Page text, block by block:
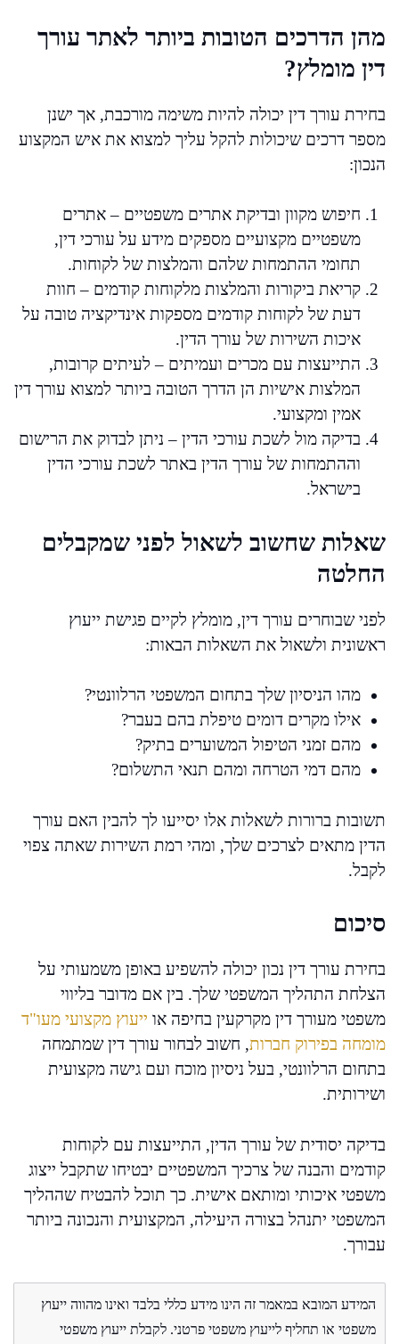
מהן הדרכים הטובות ביותר לאתר עורך
דין מומלץ?
בחירת עורך דין יכולה להיות משימה מורכבת, אך ישנן
מספר דרכים שיכולות להקל עליך למצוא את איש המקצוע
הנכון:
חיפוש מקוון ובדיקת אתרים משפטיים – אתרים
משפטיים מקצועיים מספקים מידע על עורכי דין,
תחומי ההתמחות שלהם והמלצות של לקוחות.
קריאת ביקורות והמלצות מלקוחות קודמים – חוות
דעת של לקוחות קודמים מספקות אינדיקציה טובה על
איכות השירות של עורך הדין.
התייעצות עם מכרים ועמיתים – לעיתים קרובות,
המלצות אישיות הן הדרך הטובה ביותר למצוא עורך דין
אמין ומקצועי.
בדיקה מול לשכת עורכי הדין – ניתן לבדוק את הרישום
וההתמחות של עורך הדין באתר לשכת עורכי הדין
בישראל.
שאלות שחשוב לשאול לפני שמקבלים
החלטה
לפני שבוחרים עורך דין, מומלץ לקיים פגישת ייעוץ
ראשונית ולשאול את השאלות הבאות:
מהו הניסיון שלך בתחום המשפטי הרלוונטי?
אילו מקרים דומים טיפלת בהם בעבר?
מהם זמני הטיפול המשוערים בתיק?
מהם דמי הטרחה ומהם תנאי התשלום?
תשובות ברורות לשאלות אלו יסייעו לך להבין האם עורך
הדין מתאים לצרכים שלך, ומהי רמת השירות שאתה צפוי
לקבל.
סיכום
בחירת עורך דין נכון יכולה להשפיע באופן משמעותי על
הצלחת התהליך המשפטי שלך. בין אם מדובר בליווי
משפטי מעורך דין מקרקעין בחיפה או ייעוץ מקצועי מעו"ד
מומחה בפירוק חברות, חשוב לבחור עורך דין שמתמחה
בתחום הרלוונטי, בעל ניסיון מוכח ועם גישה מקצועית
ושירותית.
בדיקה יסודית של עורך הדין, התייעצות עם לקוחות
קודמים והבנה של צרכיך המשפטיים יבטיחו שתקבל ייצוג
משפטי איכותי ומותאם אישית. כך תוכל להבטיח שההליך
המשפטי יתנהל בצורה היעילה, המקצועית והנכונה ביותר
עבורך.
המידע המובא במאמר זה הינו מידע כללי בלבד ואינו מהווה ייעוץ
משפטי או תחליף לייעוץ משפטי פרטני. לקבלת ייעוץ משפטי